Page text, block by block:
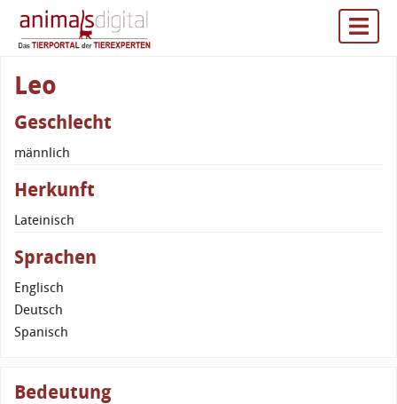
Leo
Geschlecht
männlich
Herkunft
Lateinisch
Sprachen
Englisch
Deutsch
Spanisch
Bedeutung